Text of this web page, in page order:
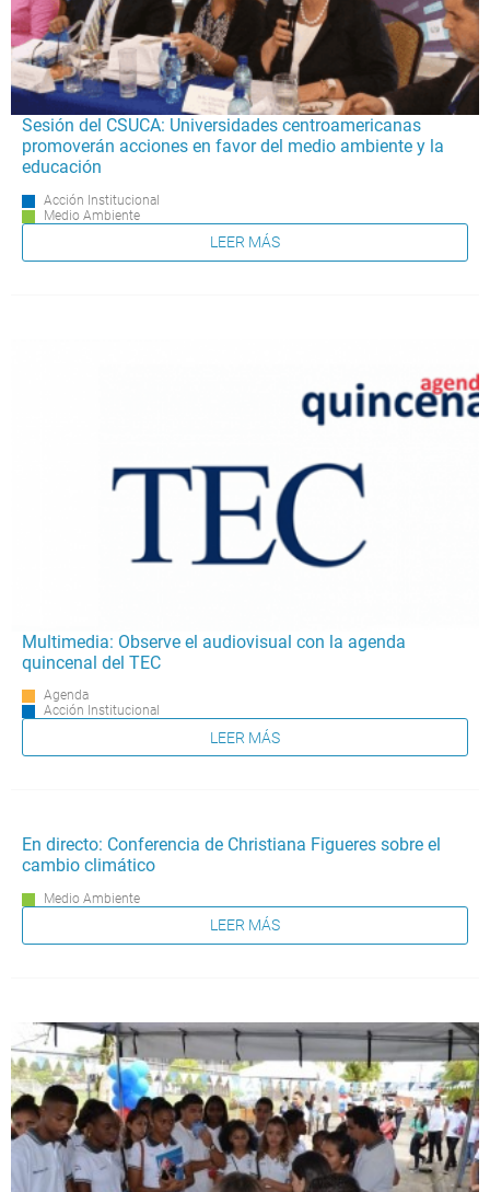
Sesión del CSUCA: Universidades centroamericanas
promoverán acciones en favor del medio ambiente y la
educación
Acción Institucional
Medio Ambiente
LEER MÁS
Multimedia: Observe el audiovisual con la agenda
quincenal del TEC
Agenda
Acción Institucional
LEER MÁS
En directo: Conferencia de Christiana Figueres sobre el
cambio climático
Medio Ambiente
LEER MÁS